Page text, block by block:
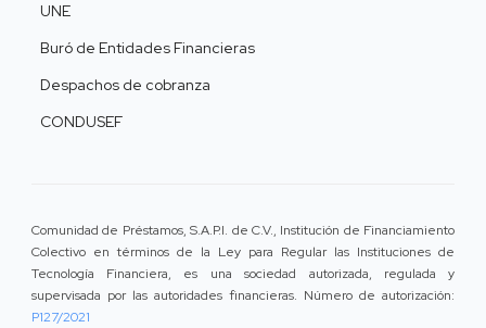
UNE
Buró de Entidades Financieras
Despachos de cobranza
CONDUSEF
Comunidad de Préstamos, S.A.P.I. de C.V., Institución de Financiamiento
Colectivo en términos de la Ley para Regular las Instituciones de
Tecnología Financiera, es una sociedad autorizada, regulada y
supervisada por las autoridades financieras. Número de autorización:
P127/2021